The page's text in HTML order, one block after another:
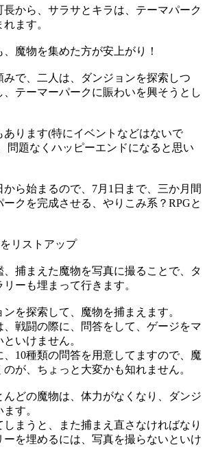
から、サラサとキラは、テーマパーク
ます。
魔物を集めた方が安上がり！
みで、二人は、ダンジョンを探索しつ
テーマーパークに賑わいを興そうとし
ります(特にイベントなどはないで
問題なくハッピーエンドになると思い
から始まるので、7月1日まで、三か月間
クを完成させる、やりこみ系？RPGと
リストアップ
捕まえた魔物を写真に撮ることで、タ
ーも埋まって行きます。
を探索して、魔物を捕まえます。
、戦闘の際に、問答をして、ゲージをマ
いけません。
10種類の問答を用意してますので、魔
が、ちょっと大変かも知れません。
どの魔物は、体力がなくなり、ダンジ
す。
しまうと、また捕まえ直さなければなり
ーを埋めるには、写真を撮らないといけ